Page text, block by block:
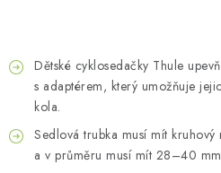
Dětské cyklosedačky Thule
s adaptérem, který umožňuje
kola.
Sedlová trubka musí mít
a v průměru musí mít 28–40